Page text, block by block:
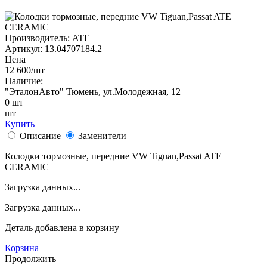
Производитель: ATE
Артикул: 13.04707184.2
Цена
12 600/шт
Наличие:
"ЭталонАвто" Тюмень, ул.Молодежная, 12
0 шт
шт
Купить
Описание
Заменители
Колодки тормозные, передние VW Tiguan,Passat ATE
CERAMIC
Загрузка данных...
Загрузка данных...
Деталь добавлена в корзину
Корзина
Продолжить